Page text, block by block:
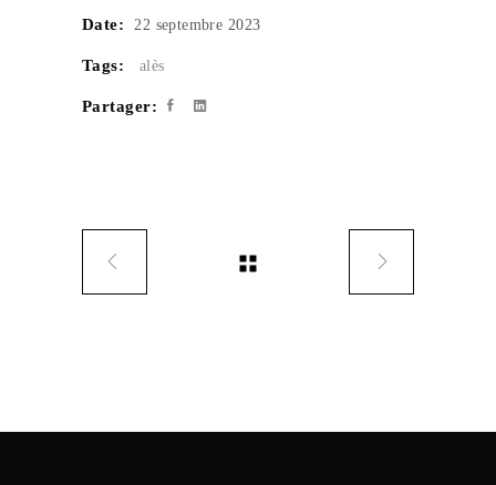
Date: 22 septembre 2023
Tags: alès
Partager: